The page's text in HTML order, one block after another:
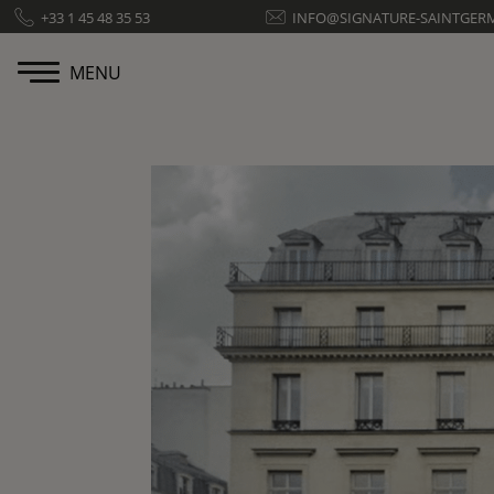
+33 1 45 48 35 53 INFO@SIGNATURE-
MENU
Panneau de gestion des cookies